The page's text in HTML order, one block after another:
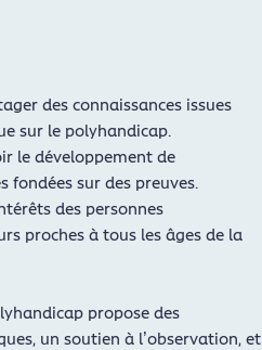
des connaissances issues
sur le polyhandicap.
le développement de
fondées sur des preuves.
des personnes
proches à tous les âges de la
propose des
un soutien à l’observation, et